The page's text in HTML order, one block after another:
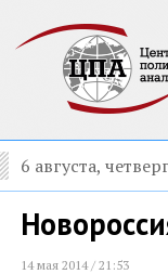
6 августа, четверг
14 мая 2014 / 21:53